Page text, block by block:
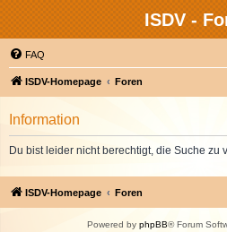
ISDV -
FAQ
ISDV-Homepage Foren
Information
Du bist leider nicht berechtigt, die Suche zu
ISDV-Homepage Foren
Powered by phpBB® Forum